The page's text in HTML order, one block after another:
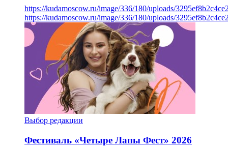
https://kudamoscow.ru/image/336/180/uploads/
https://kudamoscow.ru/image/336/180/uploads/
Выбор редакции
Фестиваль «Четыре Лапы Фест» 2026